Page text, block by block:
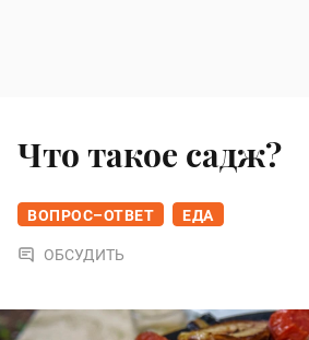
Что такое садж?
ВОПРОС–ОТВЕТ ЕДА
ОБСУДИТЬ